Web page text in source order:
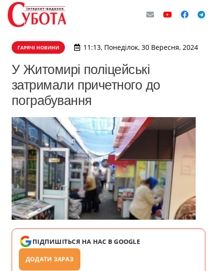
ГАРЯЧІ НОВИНИ 11:13, Понеділок, 30 Вересня, 2024
У Житомирі поліцейські
затримали причетного до
пограбування
ПІДПИШІТЬСЯ НА НАС В GOOGLE
ДОДАТИ ЗАРАЗ